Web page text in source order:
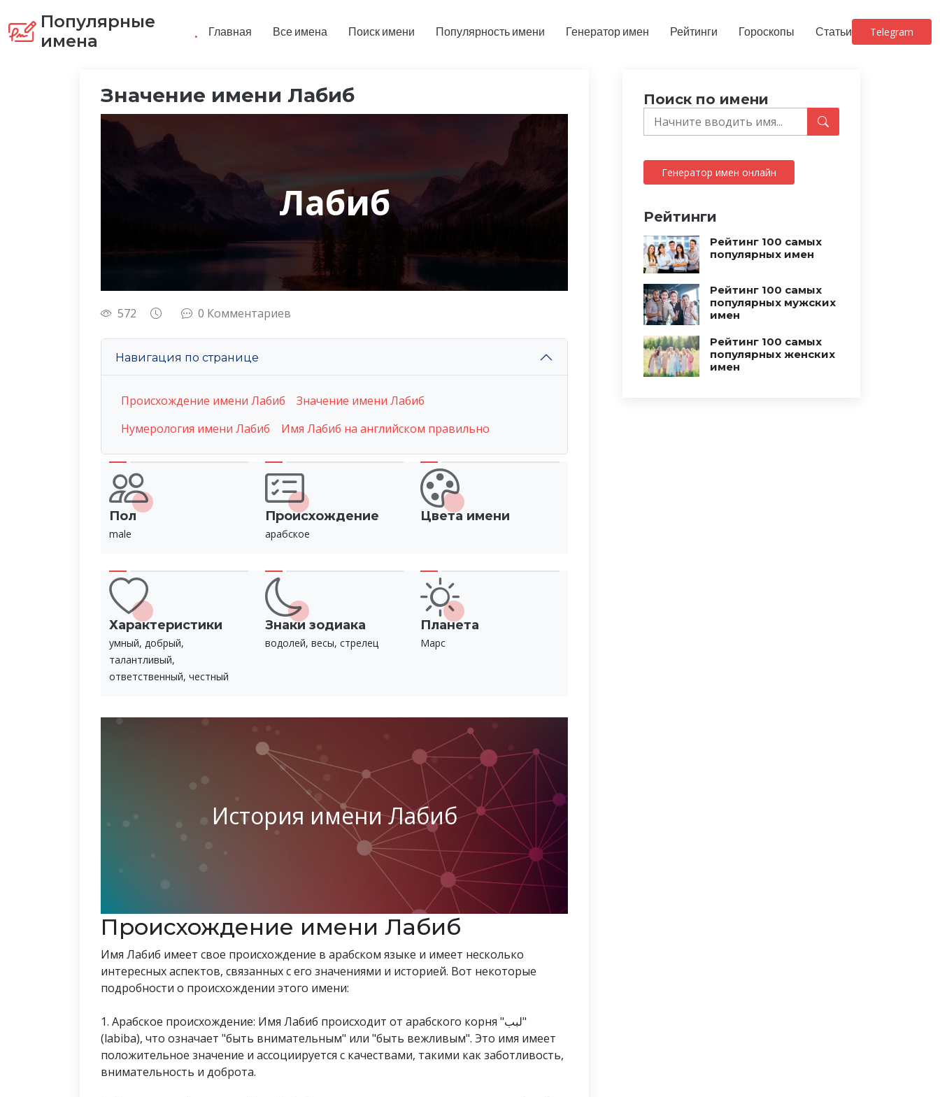
Популярные
имена
. Главная Все имена Поиск имени Популярность имени Генератор имен Рейтинги Гороскопы Статьи Telegram
Значение имени Лабиб
Лабиб
572 0 Комментариев
Навигация по странице
Происхождение имени Лабиб
Значение имени Лабиб
Нумерология имени Лабиб
Имя Лабиб на английском правильно
Пол
male
Происхождение
арабское
Цвета имени
Характеристики
умный, добрый,
талантливый,
ответственный, честный
Знаки зодиака
водолей, весы, стрелец
Планета
Марс
История имени Лабиб
Происхождение имени Лабиб
Имя Лабиб имеет свое происхождение в арабском языке и имеет несколько
интересных аспектов, связанных с его значениями и историей. Вот некоторые
подробности о происхождении этого имени:
1. Арабское происхождение: Имя Лабиб происходит от арабского корня "لبب"
(labiba), что означает "быть внимательным" или "быть вежливым". Это имя имеет
положительное значение и ассоциируется с качествами, такими как заботливость,
внимательность и доброта.
Поиск по имени
Генератор имен онлайн
Рейтинги
Рейтинг 100 самых
популярных имен
Рейтинг 100 самых
популярных мужских
имен
Рейтинг 100 самых
популярных женских
имен